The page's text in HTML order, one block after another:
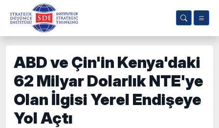
ABD ve Çin'in Kenya'daki
62 Milyar Dolarlık NTE'ye
Olan İlgisi Yerel Endişeye
Yol Açtı